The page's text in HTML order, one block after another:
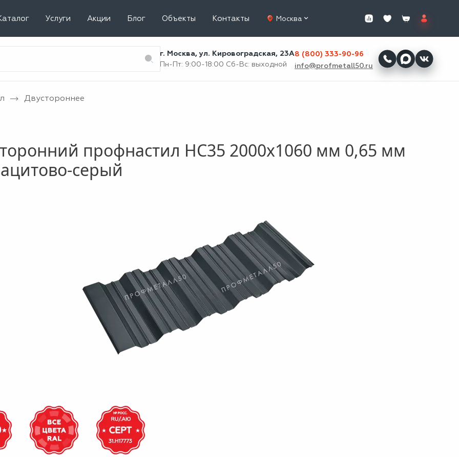
Услуги Акции Блог Объекты Контакты Москва
г. Москва, ул. Кировоградская, 23А
Пн-Пт: 9:00-18:00 Сб-Вс: выходной
8 (800) 333-90-96
info@profmetall50.ru
Двустороннее
профнастил НС35 2000x1060 мм 0,65 мм
серый